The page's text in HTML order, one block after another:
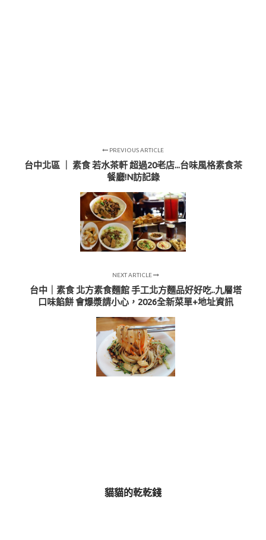
PREVIOUS ARTICLE
台中北區 ｜ 素食 若水茶軒 超過20老店...台味風格素食茶
餐廳!N訪記錄
NEXT ARTICLE
台中｜素食 北方素食麵館 手工北方麵品好好吃..九層塔
口味餡餅 會爆漿請小心，2026全新菜單+地址資訊
貓貓的乾乾錢